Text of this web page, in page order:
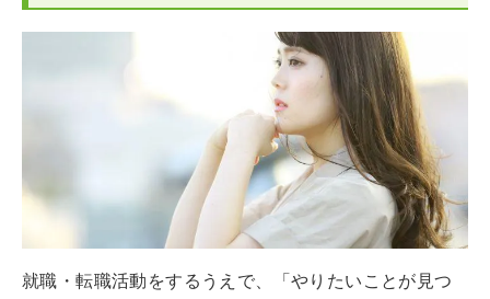
就職・転職活動をするうえで、「やりたいことが見つ